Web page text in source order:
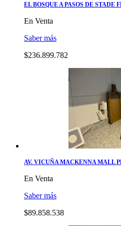
EL BOSQUE A PASOS DE
En Venta
Saber más
$236.899.782
AV. VICUÑA MACKENNA
En Venta
Saber más
$89.858.538